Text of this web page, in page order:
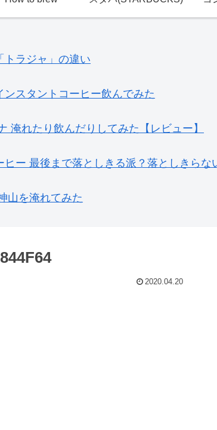
トラジャ」の違い
ンスタントコーヒー飲んでみた
淹れたり飲んだりしてみた【レビュー】
ヒー 最後まで落としきる派？落としきらな
山を淹れてみた
2020.04.20